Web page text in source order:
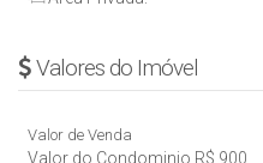
Valores do Imóvel
Valor de Venda
Valor do Condominio R$ 900